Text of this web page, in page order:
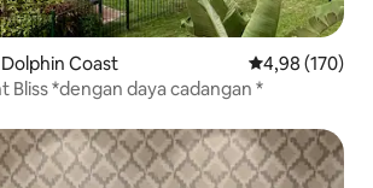
Coast Nilai rata-rata
4,98 (170)
Bliss *dengan daya cadangan *